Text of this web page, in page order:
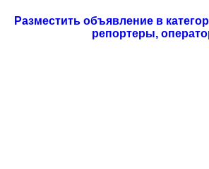
Разместить объявление в
репортеры,